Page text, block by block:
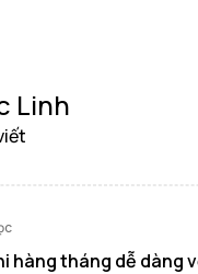
Linh
hàng tháng dễ dàng